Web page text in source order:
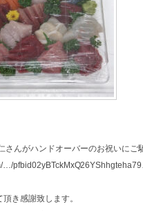
さんがハンドオーバーのお祝いにご
…/
き感謝致します。